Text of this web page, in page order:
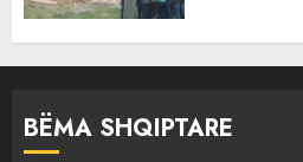
BËMA SHQIPTARE